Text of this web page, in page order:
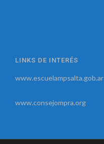
LINKS DE INTERÉS
www.escuelampsalta.gob.ar
www.consejompra.org